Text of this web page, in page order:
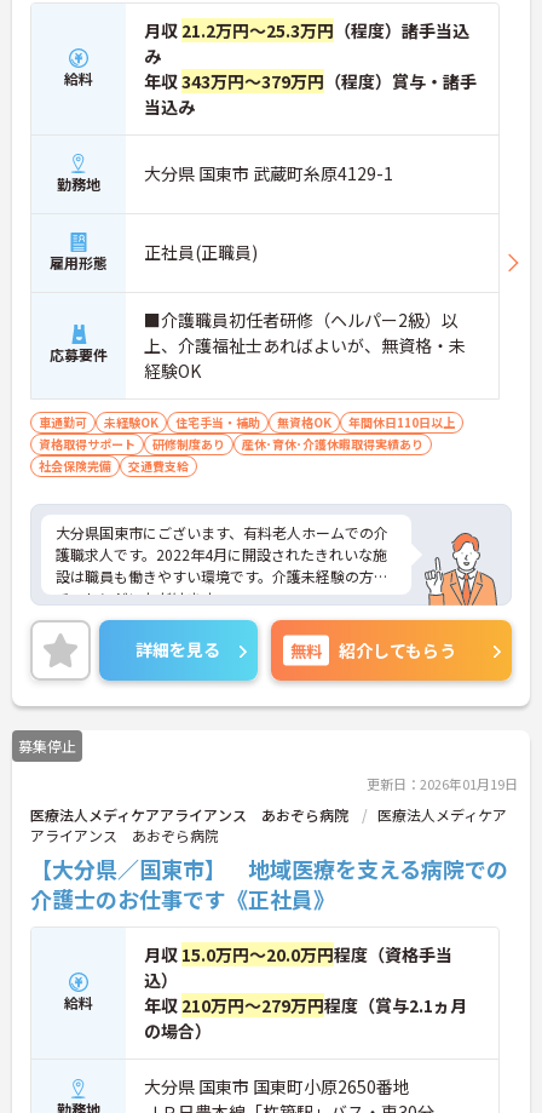
給料
月収 21.2万円～25.3万円 （程度）諸手当込
み
年収343万円～379万円 （程度）賞与・諸手
当込み
勤務地 大分県 国東市 武蔵町糸原4129-1
雇用形態 正社員(正職員)
応募要件
■介護職員初任者研修（ヘルパー2級）以
上、介護福祉士あればよいが、無資格・未
経験OK
車通勤可 未経験OK 住宅手当・補助 無資格OK
年間休日110日以上
資格取得サポート
研修制度あり
産休･育休･介護休暇取得実績あり
社会保険完備
交通費支給
大分県国東市にございます、有料老人ホームでの介
護職求人です。2022年4月に開設されたきれいな施
設は職員も働きやすい環境です。介護未経験の方も
チャレンジいただけます。
ご興味のある方には、面接対策ポイントなど、さら
に詳細をお話しいたしますのでお気軽にご相談くだ
さい！
入職日当日に新任研修に参加いただき、元
す。その後はE-ラーニングによる個別研修、さらに
はキャリアパス研修、スキルアップ研修と学ぶ機会
を絶やさないように研修制度を用意しています。
詳細を見る 無料 紹介してもらう
募集停止
更新日：2026年01月19日
医療法人メディケアアライアンス あおぞら病院
医療法人メディケア
アライアンス あおぞら病院
【大分県／国東市】 地域医療を支える病院での
介護士のお仕事です《正社員》
給料
月収 15.0万円～20.0万円程度（資格手当
込）
年収 210万円～279万円程度（賞与2.1ヵ月
の場合）
大分県 国東市 国東町小原2650番地